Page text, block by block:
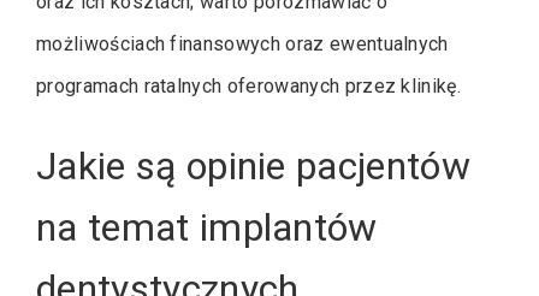
możliwościach finansowych oraz ewentualnych
programach ratalnych oferowanych przez klinikę.
Jakie są opinie pacjentów
na temat implantów